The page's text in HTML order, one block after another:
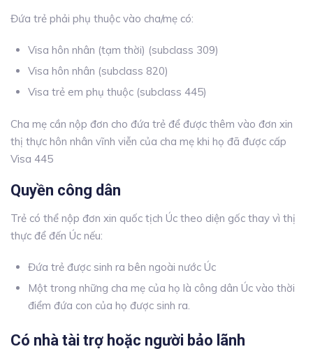
Đứa trẻ phải phụ thuộc vào cha/mẹ có:
Visa hôn nhân (tạm thời) (subclass 309)
Visa hôn nhân (subclass 820)
Visa trẻ em phụ thuộc (subclass 445)
Cha mẹ cần nộp đơn cho đứa trẻ để được thêm vào đơn xin
thị thực hôn nhân vĩnh viễn của cha mẹ khi họ đã được cấp
Visa 445
Quyền công dân
Trẻ có thể nộp đơn xin quốc tịch Úc theo diện gốc thay vì thị
thực để đến Úc nếu:
Đứa trẻ được sinh ra bên ngoài nước Úc
Một trong những cha mẹ của họ là công dân Úc vào thời
điểm đứa con của họ được sinh ra.
Có nhà tài trợ hoặc người bảo lãnh